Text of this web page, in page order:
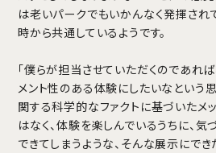
は老いパークでもいかんなく発揮され
時から共通しているようです。
「僕らが担当させていただくのであれ
メント性のある体験にしたいなという
関する科学的なファクトに基づいたメ
はなく、体験を楽しんでいるうちに、
できてしまうような、そんな展示にで